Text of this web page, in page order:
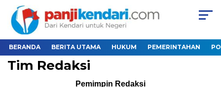
BERANDA BERITA UTAMA HUKUM PEMERINTAHAN
Tim Redaksi
Pemimpin Redaksi